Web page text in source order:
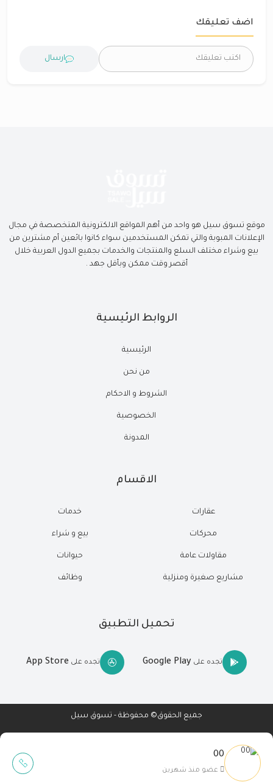
00
عضو منذ شهرين
اضف تعليقك
ارسال
موقع تسوق سيل هو واحد من أهم المواقع الالكترونية المتخصصة في مجال
الإعلانات المبوبة والتي تمكن المستخدمين سواء كانوا بائعين أم مشترين من
بيع وشراء مختلف السلع والمنتجات والخدمات بجميع الدول العربية خلال
أقصر وقت ممكن وبأقل جهد .
الروابط الرئيسية
الرئيسية
من نحن
الشروط و الاحكام
الخصوصية
المدونة
الاقسام
عقارات
محركات
مقاولات عامة
مشاريع صغيرة ومنزلية
خدمات
بيع و شراء
حيوانات
وظائف
تحميل التطبيق
تجده على Google Play تجده على App Store
جميع الحقوق© محفوظة - تسوق سيل